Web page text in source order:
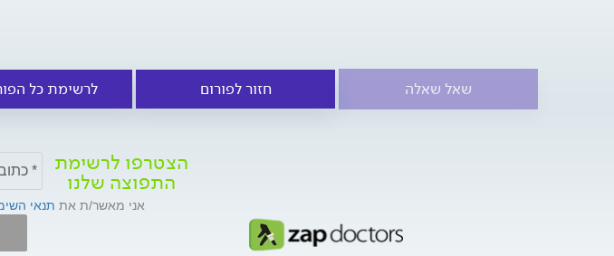
שאל שאלה חזור לפורום לרשימת כל
הצטרפו לרשימת
התפוצה שלנו
אני מאשר/ת את תנאי